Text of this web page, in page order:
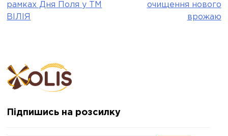
рамках Дня Поля у ТМ
ВІЛІЯ
очищення нового
врожаю
Підпишись на розсилку